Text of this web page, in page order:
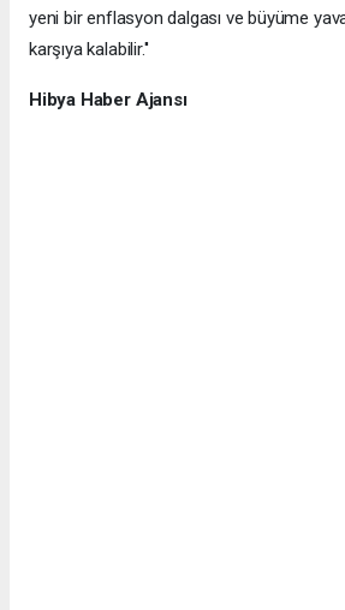
yeni bir enflasyon dalgası ve büyüme
karşıya kalabilir.''
Hibya Haber Ajansı